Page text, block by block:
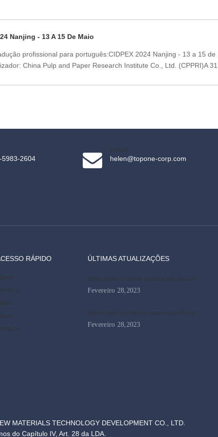
Nanjing - 13 A 15 De Maio‌
profissional para português:CIDPEX 2024 Nanjing - 13 a 15 de
China Pulp and Paper Research Institute Co., Ltd. (CPPRI)A
5983-2604
Email:
helen@topone-corp.com
RÁPIDO​​​​​​​ ÚLTIMAS ATUALIZAÇÕES​​​​​​​
Bem-vindo a visitar o nosso site oficial!
Fevereiro 28,2023
Bem-vindo a visitar o nosso site oficial!
Fevereiro 28,2023
MATERIALS TECHNOLOGY DEVELOPMENT CO., LTD.‌
do Capítulo IV, Art. 28 da LDA.​​​​​​​